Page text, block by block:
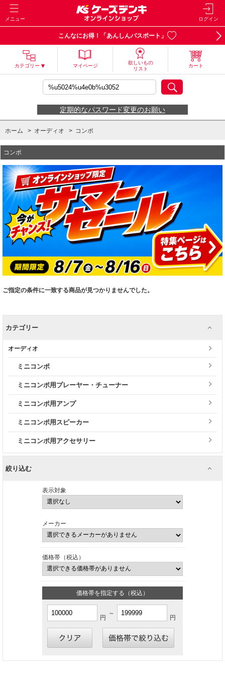
メニュー ログイン
こんなにお得！「あんしんパスポート」
カテゴリー マイページ
欲しいもの
リスト
カート
定期的なパスワード変更のお願い
ホーム > オーディオ > コンポ
コンポ
ご指定の条件に一致する商品が見つかりませんでした。
カテゴリー
オーディオ
ミニコンポ
ミニコンポ用プレーヤー・チューナー
ミニコンポ用アンプ
ミニコンポ用スピーカー
ミニコンポ用アクセサリー
絞り込む
表示対象
メーカー
価格帯（税込）
価格帯を指定する（税込）
円
～
円